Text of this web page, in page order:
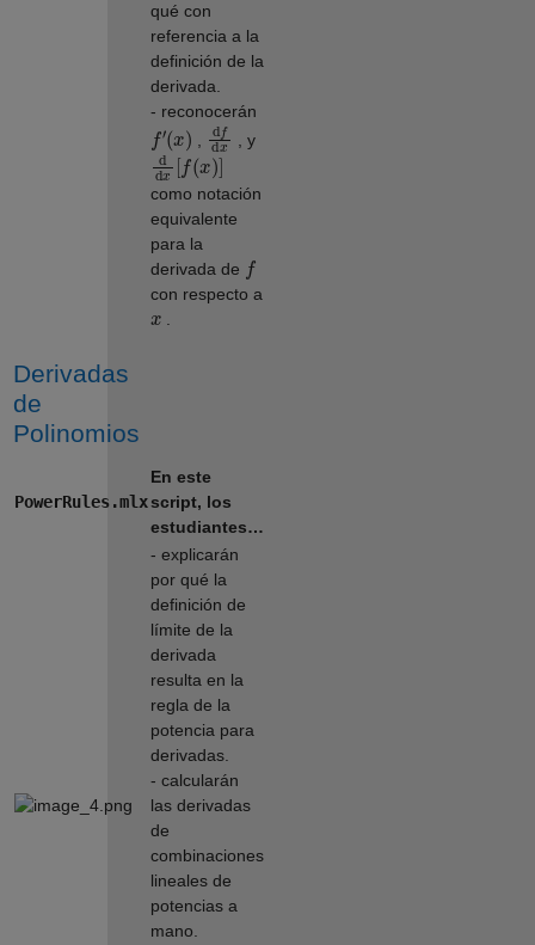
qué con
referencia a la
definición de la
derivada.
- reconocerán
′(x dfd , y
ddx [f( x)]
como notación
equivalente
para la
derivada de
con respecto a
x
Derivadas
de
Polinomios
PowerRules.mlx
En este
script, los
estudiantes…
- explicarán
por qué la
definición de
límite de la
derivada
resulta en la
regla de la
potencia para
derivadas.
- calcularán
las derivadas
de
combinaciones
lineales de
potencias a
mano.